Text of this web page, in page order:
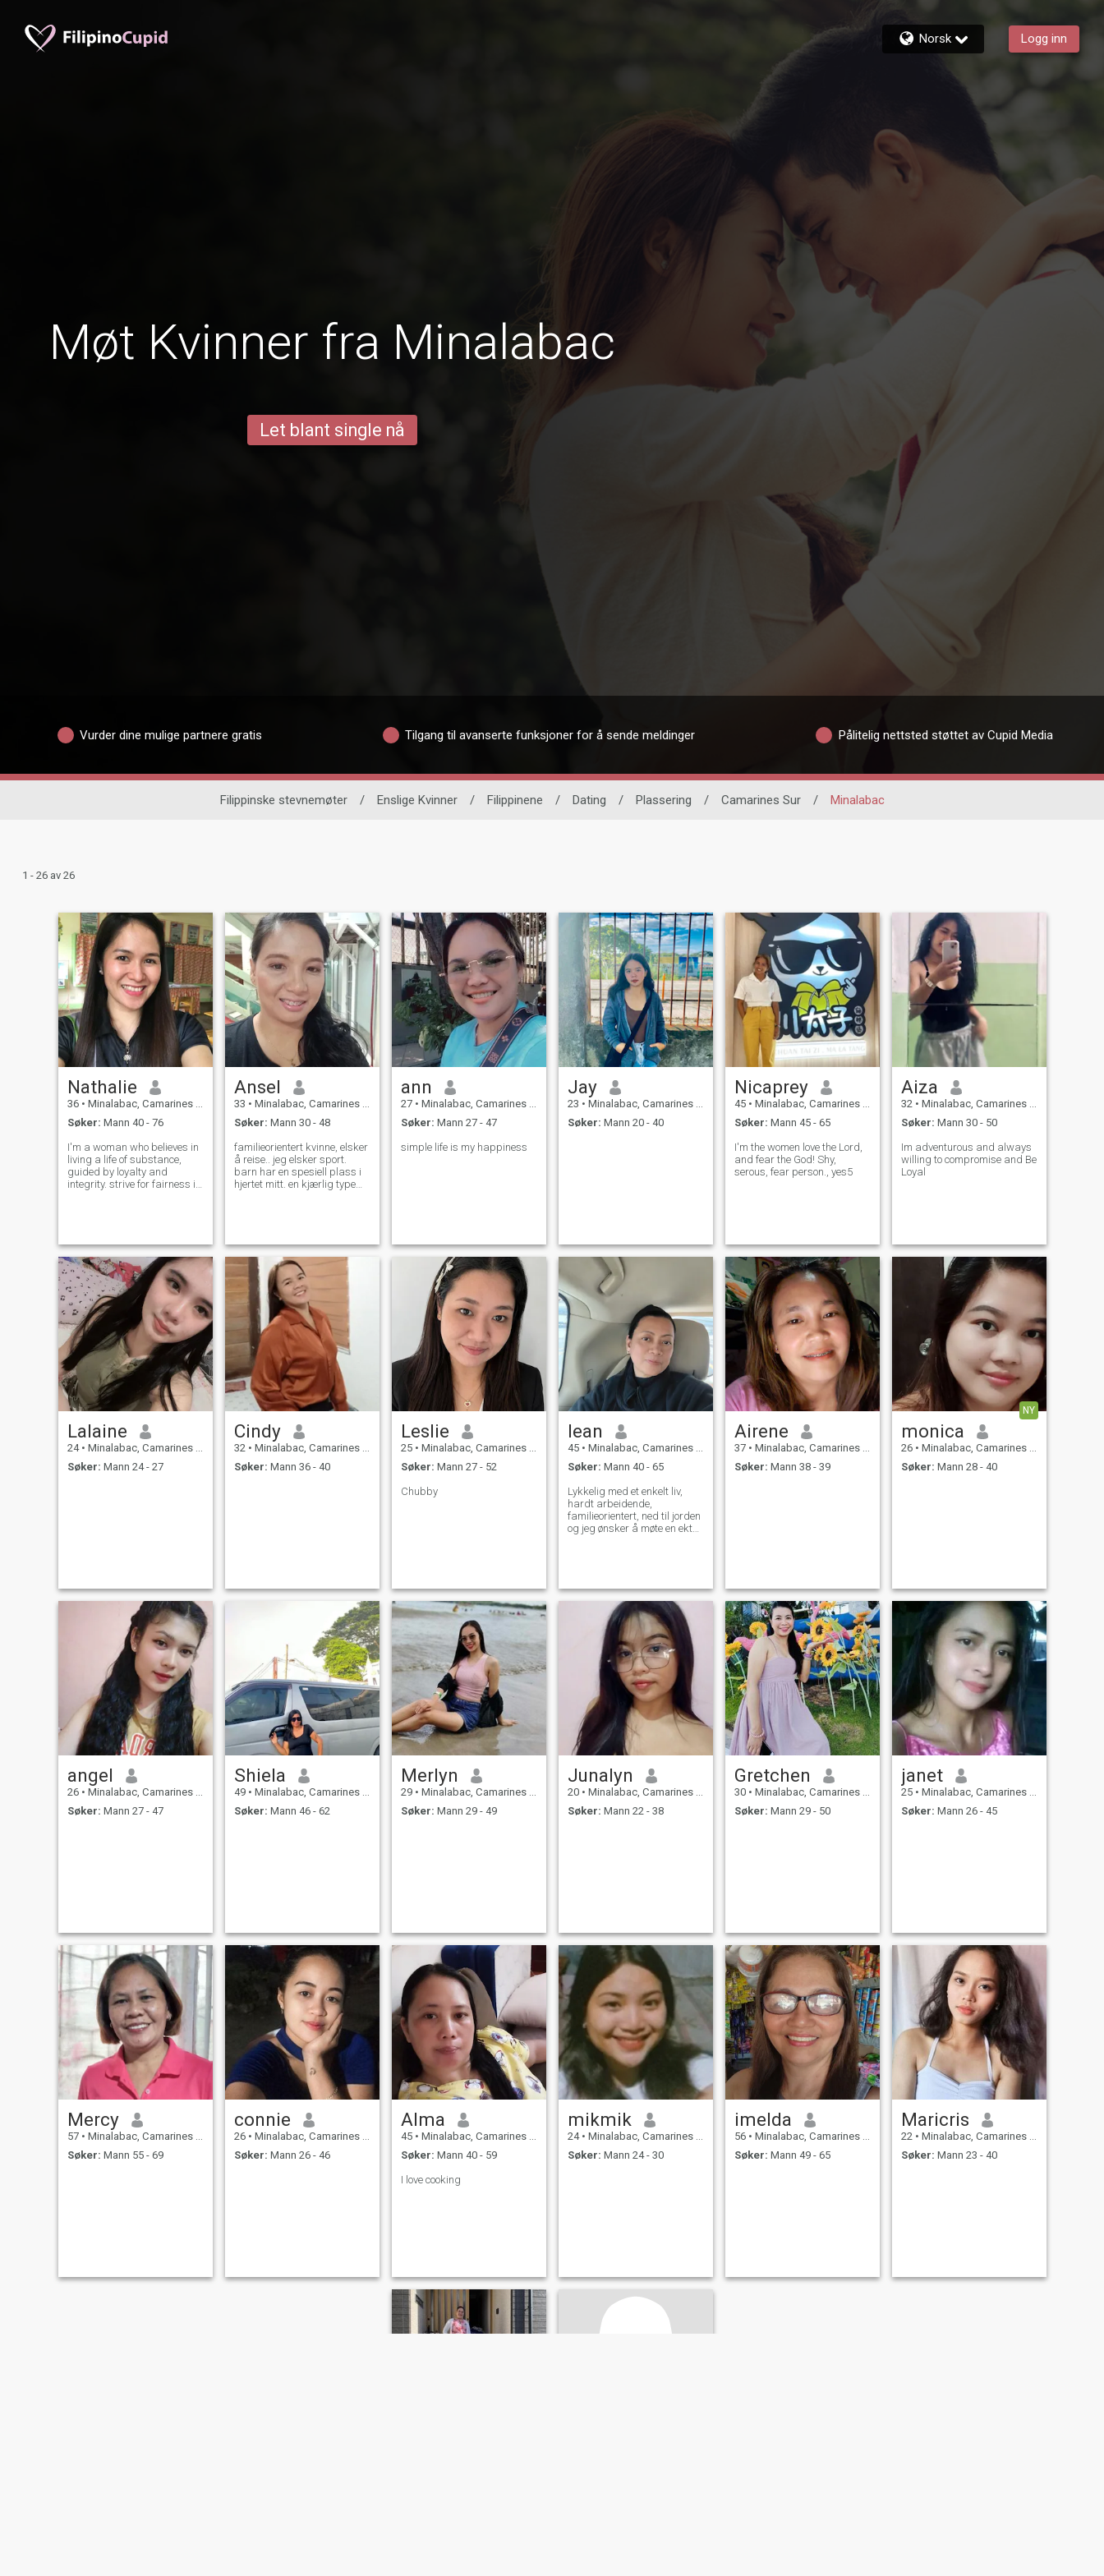
Norsk Logg inn
Møt Kvinner fra Minalabac
Let blant single nå
Vurder dine mulige partnere gratis Tilgang til avanserte funksjoner for å sende meldinger Pålitelig nettsted støttet av Cupid Media
Filippinske stevnemøter / Enslige Kvinner / Filippinene / Dating / Plassering / Camarines Sur / Minalabac
1 - 26 av 26
Nathalie
36 • Minalabac, Camarines Sur, Filippinene
Søker: Mann 40 - 76
I'm a woman who believes in
living a life of substance,
guided by loyalty and
integrity. strive for fairness in
interests, nurturing
meaningful relatio
Ansel
33 • Minalabac, Camarines Sur, Filippinene
Søker: Mann 30 - 48
familieorientert kvinne, elsker
å reise.. jeg elsker sport.
barn har en spesiell plass i
hjertet mitt. en kjærlig type
ann
27 • Minalabac, Camarines Sur, Filippinene
Søker: Mann 27 - 47
simple life is my happiness
Jay
23 • Minalabac, Camarines Sur, Filippinene
Søker: Mann 20 - 40
Nicaprey
45 • Minalabac, Camarines Sur, Filippinene
Søker: Mann 45 - 65
I'm the women love the Lord,
and fear the God! Shy,
serous, fear person., yes5
Aiza
32 • Minalabac, Camarines Sur, Filippinene
Søker: Mann 30 - 50
Im adventurous and always
willing to compromise and Be
Loyal
Lalaine
24 • Minalabac, Camarines Sur, Filippinene
Søker: Mann 24 - 27
Cindy
32 • Minalabac, Camarines Sur, Filippinene
Søker: Mann 36 - 40
Leslie
25 • Minalabac, Camarines Sur, Filippinene
Søker: Mann 27 - 52
Chubby
lean
45 • Minalabac, Camarines Sur, Filippinene
Søker: Mann 40 - 65
Lykkelig med et enkelt liv,
hardt arbeidende,
familieorientert, ned til jorden
og jeg ønsker å møte en ekte
Airene
37 • Minalabac, Camarines Sur, Filippinene
Søker: Mann 38 - 39
NY
monica
26 • Minalabac, Camarines Sur, Filippinene
Søker: Mann 28 - 40
angel
26 • Minalabac, Camarines Sur, Filippinene
Søker: Mann 27 - 47
Shiela
49 • Minalabac, Camarines Sur, Filippinene
Søker: Mann 46 - 62
Merlyn
29 • Minalabac, Camarines Sur, Filippinene
Søker: Mann 29 - 49
Junalyn
20 • Minalabac, Camarines Sur, Filippinene
Søker: Mann 22 - 38
Gretchen
30 • Minalabac, Camarines Sur, Filippinene
Søker: Mann 29 - 50
janet
25 • Minalabac, Camarines Sur, Filippinene
Søker: Mann 26 - 45
Mercy
57 • Minalabac, Camarines Sur, Filippinene
Søker: Mann 55 - 69
connie
26 • Minalabac, Camarines Sur, Filippinene
Søker: Mann 26 - 46
Alma
45 • Minalabac, Camarines Sur, Filippinene
Søker: Mann 40 - 59
I love cooking
mikmik
24 • Minalabac, Camarines Sur, Filippinene
Søker: Mann 24 - 30
imelda
56 • Minalabac, Camarines Sur, Filippinene
Søker: Mann 49 - 65
Maricris
22 • Minalabac, Camarines Sur, Filippinene
Søker: Mann 23 - 40